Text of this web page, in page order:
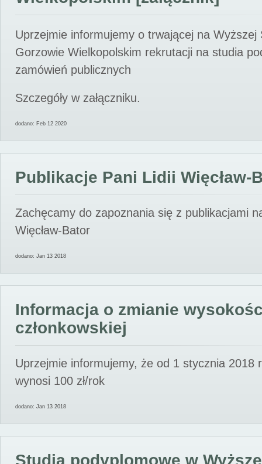
Uprzejmie informujemy o trwającej na Wyższej
Gorzowie Wielkopolskim rekrutacji na studia
zamówień publicznych
Szczegóły w załączniku.
dodano: Feb 12 2020
Publikacje Pani Lidii Więcław-
Zachęcamy do zapoznania się z publikacjami
Więcław-Bator
dodano: Jan 13 2018
Informacja o zmianie
członkowskiej
Uprzejmie informujemy, że od 1 stycznia 2018
wynosi 100 zł/rok
dodano: Jan 13 2018
Studia podyplomowe w